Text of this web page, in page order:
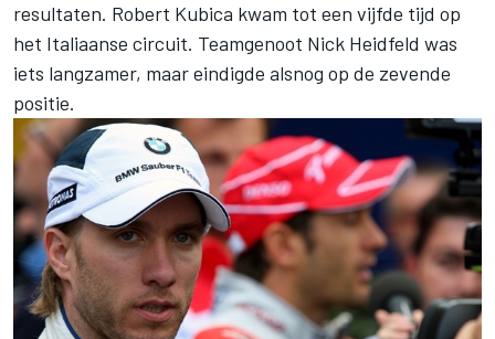
resultaten. Robert Kubica kwam tot een vijfde tijd op
het Italiaanse circuit. Teamgenoot Nick Heidfeld was
iets langzamer, maar eindigde alsnog op de zevende
positie.